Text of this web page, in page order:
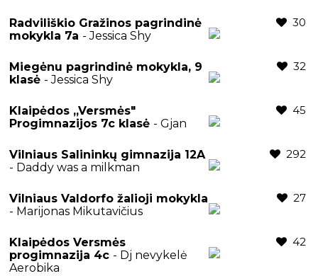
Radviliškio Gražinos pagrindinė
mokykla 7a - Jessica Shy
30
Miegėnu pagrindinė mokykla, 9
klasė - Jessica Shy
32
Klaipėdos ,,Versmės"
Progimnazijos 7c klasė - Gjan
45
Vilniaus Salininkų gimnazija 12A
- Daddy was a milkman
292
Vilniaus Valdorfo žalioji mokykla
- Marijonas Mikutavičius
27
Klaipėdos Versmės
progimnazija 4c - Dj nevykelė
Aerobika
42